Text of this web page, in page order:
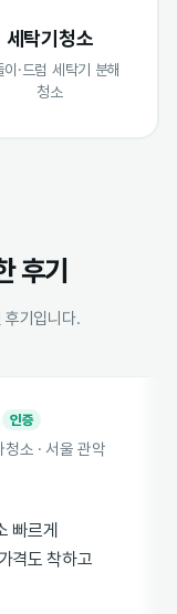
세탁기청소
이·드럼 세탁기 분해
청소
후기
후기입니다.
서울 관악
게
착하고